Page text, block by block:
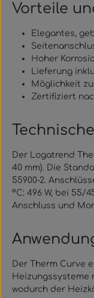
Vorteile
Elegantes,
Hoher
Lieferung
Möglichkeit
Zertifiziert
Der Logatrend
40 mm). Die
55900-2.
°C: 496 W, bei 55/
Anschluss und
Der Therm Curve
Heizungssysteme
wodurch der